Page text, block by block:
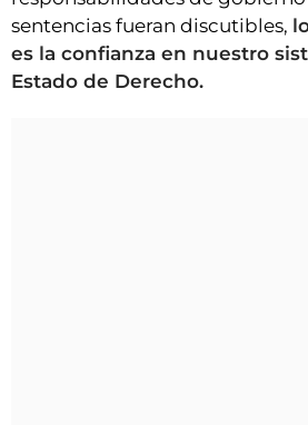
sentencias fueran discutibles,
es la confianza en nuestro
Estado de Derecho.